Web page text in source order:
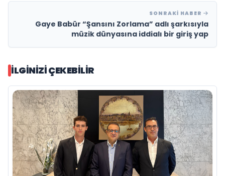
SONRAKI HABER
Gaye Babür “Şansını Zorlama” adlı şarkısıyla
müzik dünyasına iddialı bir giriş yap
İLGINIZI ÇEKEBILIR